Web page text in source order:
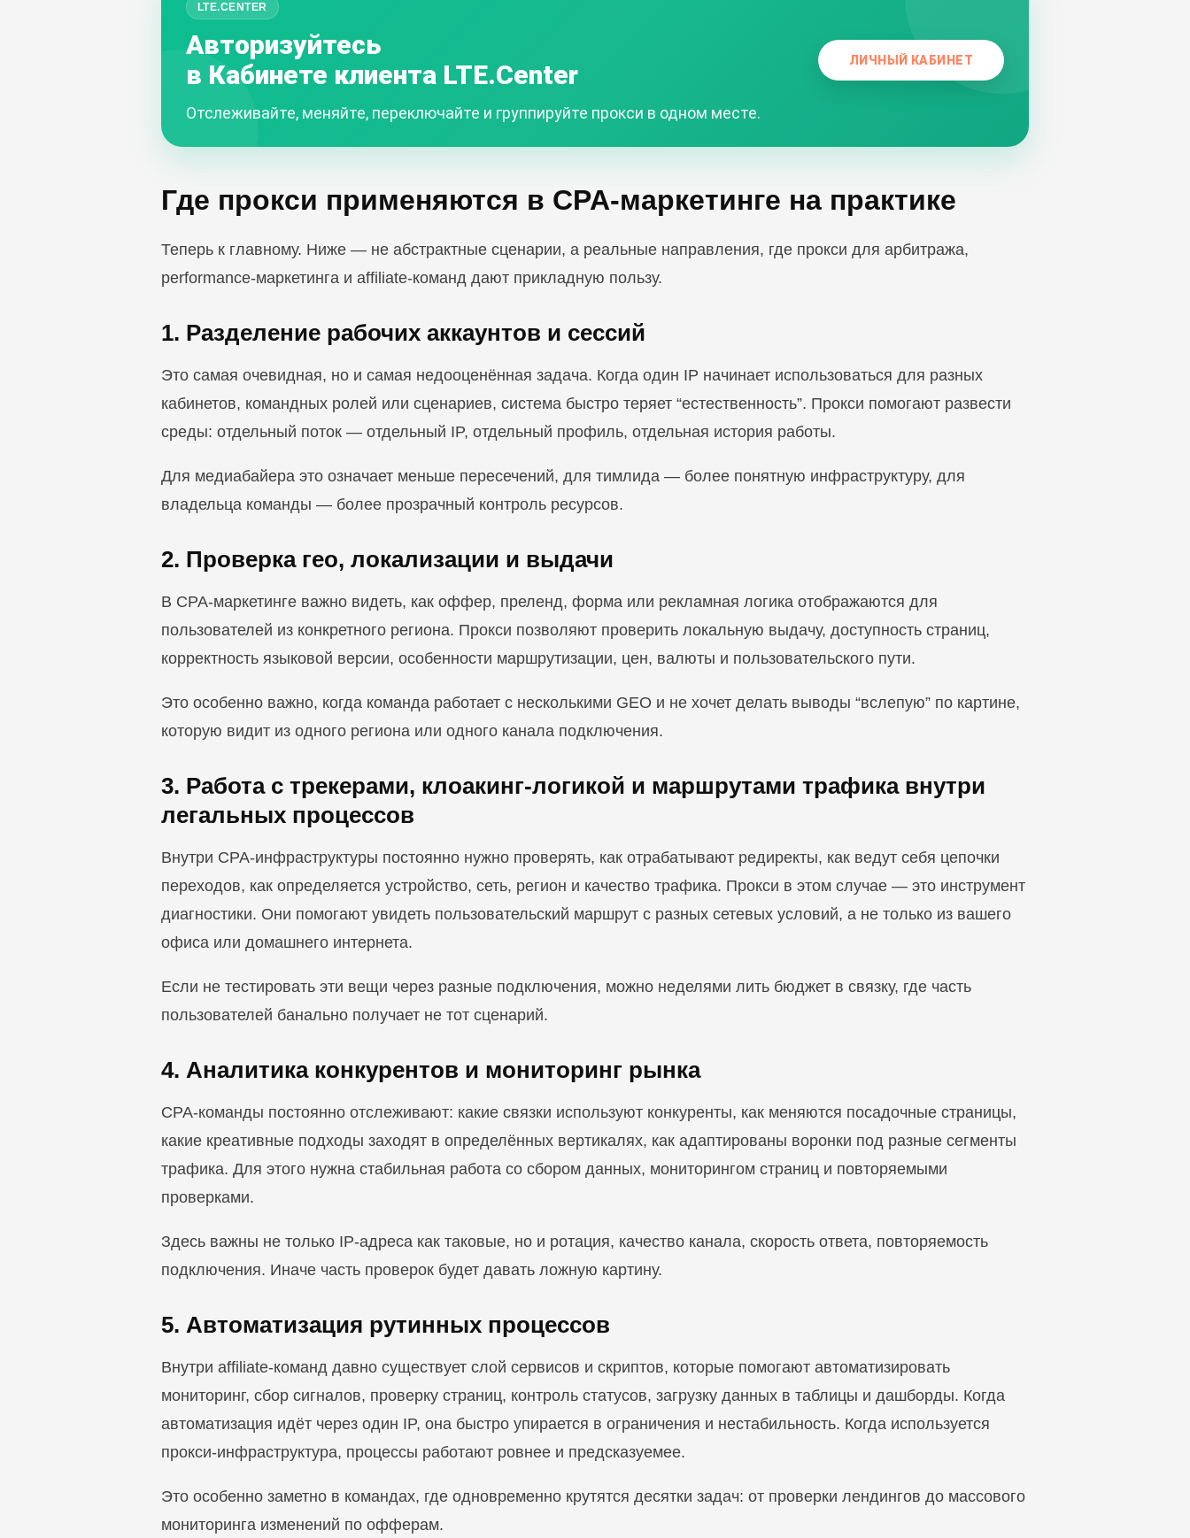
LTE.CENTER
Авторизуйтесь
в Кабинете клиента LTE.Center
Отслеживайте, меняйте, переключайте и группируйте прокси в одном месте.
ЛИЧНЫЙ КАБИНЕТ
Где прокси применяются в CPA-маркетинге на практике
Теперь к главному. Ниже — не абстрактные сценарии, а реальные направления, где прокси для арбитража,
performance-маркетинга и affiliate-команд дают прикладную пользу.
1. Разделение рабочих аккаунтов и сессий
Это самая очевидная, но и самая недооценённая задача. Когда один IP начинает использоваться для разных
кабинетов, командных ролей или сценариев, система быстро теряет “естественность”. Прокси помогают развести
среды: отдельный поток — отдельный IP, отдельный профиль, отдельная история работы.
Для медиабайера это означает меньше пересечений, для тимлида — более понятную инфраструктуру, для
владельца команды — более прозрачный контроль ресурсов.
2. Проверка гео, локализации и выдачи
В CPA-маркетинге важно видеть, как оффер, преленд, форма или рекламная логика отображаются для
пользователей из конкретного региона. Прокси позволяют проверить локальную выдачу, доступность страниц,
корректность языковой версии, особенности маршрутизации, цен, валюты и пользовательского пути.
Это особенно важно, когда команда работает с несколькими GEO и не хочет делать выводы “вслепую” по картине,
которую видит из одного региона или одного канала подключения.
3. Работа с трекерами, клоакинг-логикой и маршрутами трафика внутри
легальных процессов
Внутри CPA-инфраструктуры постоянно нужно проверять, как отрабатывают редиректы, как ведут себя цепочки
переходов, как определяется устройство, сеть, регион и качество трафика. Прокси в этом случае — это инструмент
диагностики. Они помогают увидеть пользовательский маршрут с разных сетевых условий, а не только из вашего
офиса или домашнего интернета.
Если не тестировать эти вещи через разные подключения, можно неделями лить бюджет в связку, где часть
пользователей банально получает не тот сценарий.
4. Аналитика конкурентов и мониторинг рынка
CPA-команды постоянно отслеживают: какие связки используют конкуренты, как меняются посадочные страницы,
какие креативные подходы заходят в определённых вертикалях, как адаптированы воронки под разные сегменты
трафика. Для этого нужна стабильная работа со сбором данных, мониторингом страниц и повторяемыми
проверками.
Здесь важны не только IP-адреса как таковые, но и ротация, качество канала, скорость ответа, повторяемость
подключения. Иначе часть проверок будет давать ложную картину.
5. Автоматизация рутинных процессов
Внутри affiliate-команд давно существует слой сервисов и скриптов, которые помогают автоматизировать
мониторинг, сбор сигналов, проверку страниц, контроль статусов, загрузку данных в таблицы и дашборды. Когда
автоматизация идёт через один IP, она быстро упирается в ограничения и нестабильность. Когда используется
прокси-инфраструктура, процессы работают ровнее и предсказуемее.
Это особенно заметно в командах, где одновременно крутятся десятки задач: от проверки лендингов до массового
мониторинга изменений по офферам.